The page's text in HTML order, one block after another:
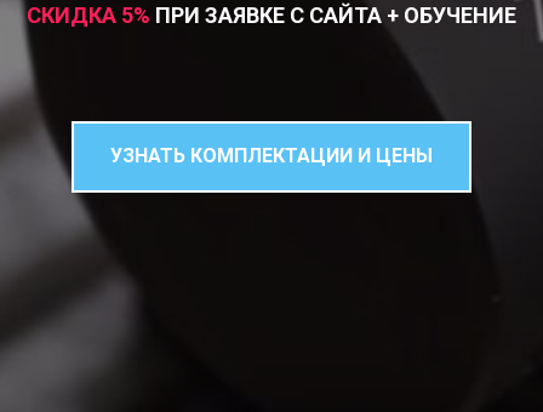
СКИДКА 5% ПРИ ЗАЯВКЕ С САЙТА + ОБУЧЕНИЕ
УЗНАТЬ КОМПЛЕКТАЦИИ И ЦЕНЫ